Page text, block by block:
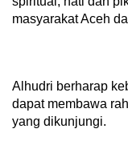
masyarakat Aceh
Alhudri berharap
dapat membawa
yang dikunjungi.